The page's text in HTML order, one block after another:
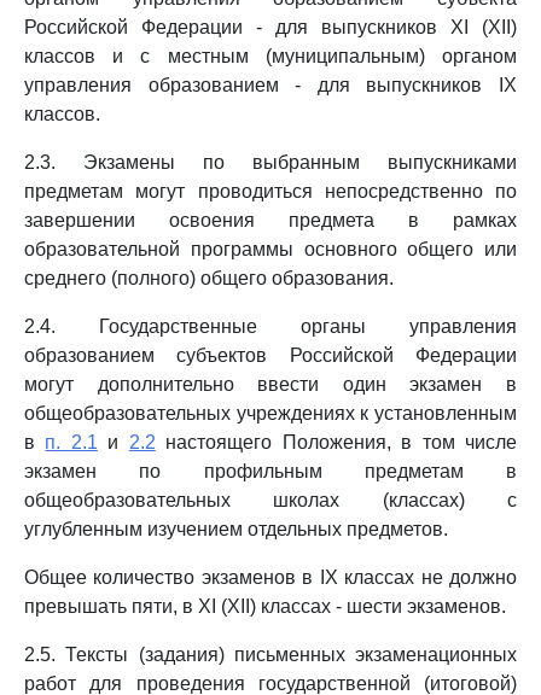
Российской Федерации - для выпускников XI (XII)
классов и с местным (муниципальным) органом
управления образованием - для выпускников IX
классов.
2.3. Экзамены по выбранным выпускниками
предметам могут проводиться непосредственно по
завершении освоения предмета в рамках
образовательной программы основного общего или
среднего (полного) общего образования.
2.4. Государственные органы управления
образованием субъектов Российской Федерации
могут дополнительно ввести один экзамен в
общеобразовательных учреждениях к установленным
в п. 2.1 и 2.2 настоящего Положения, в том числе
экзамен по профильным предметам в
общеобразовательных школах (классах) с
углубленным изучением отдельных предметов.
Общее количество экзаменов в IX классах не должно
превышать пяти, в XI (XII) классах - шести экзаменов.
2.5. Тексты (задания) письменных экзаменационных
работ для проведения государственной (итоговой)